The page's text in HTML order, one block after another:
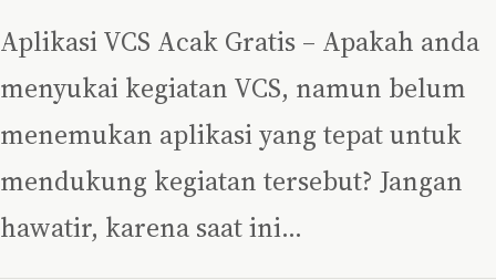
Aplikasi VCS Acak Gratis – Apakah anda
menyukai kegiatan VCS, namun belum
menemukan aplikasi yang tepat untuk
mendukung kegiatan tersebut? Jangan
hawatir, karena saat ini…